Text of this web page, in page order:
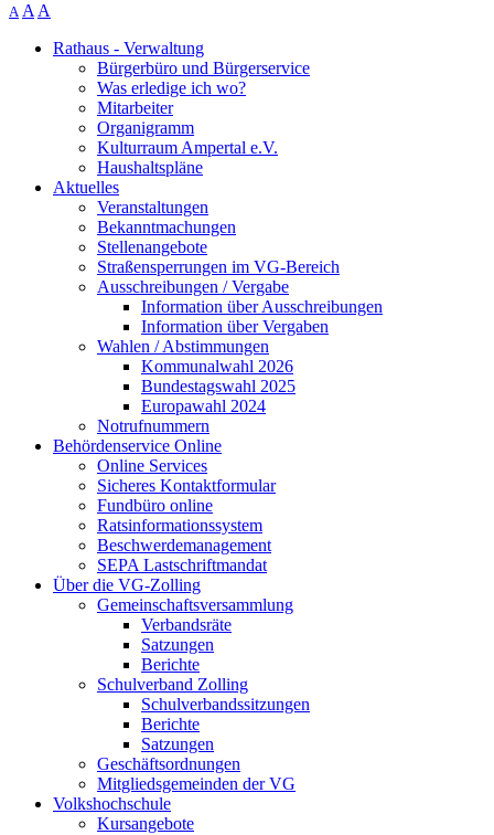
A A A
Rathaus - Verwaltung
Bürgerbüro und Bürgerservice
Was erledige ich wo?
Mitarbeiter
Organigramm
Kulturraum Ampertal e.V.
Haushaltspläne
Aktuelles
Veranstaltungen
Bekanntmachungen
Stellenangebote
Straßensperrungen im VG-Bereich
Ausschreibungen / Vergabe
Information über Ausschreibungen
Information über Vergaben
Wahlen / Abstimmungen
Kommunalwahl 2026
Bundestagswahl 2025
Europawahl 2024
Notrufnummern
Behördenservice Online
Online Services
Sicheres Kontaktformular
Fundbüro online
Ratsinformationssystem
Beschwerdemanagement
SEPA Lastschriftmandat
Über die VG-Zolling
Gemeinschaftsversammlung
Verbandsräte
Satzungen
Berichte
Schulverband Zolling
Schulverbandssitzungen
Berichte
Satzungen
Geschäftsordnungen
Mitgliedsgemeinden der VG
Volkshochschule
Kursangebote